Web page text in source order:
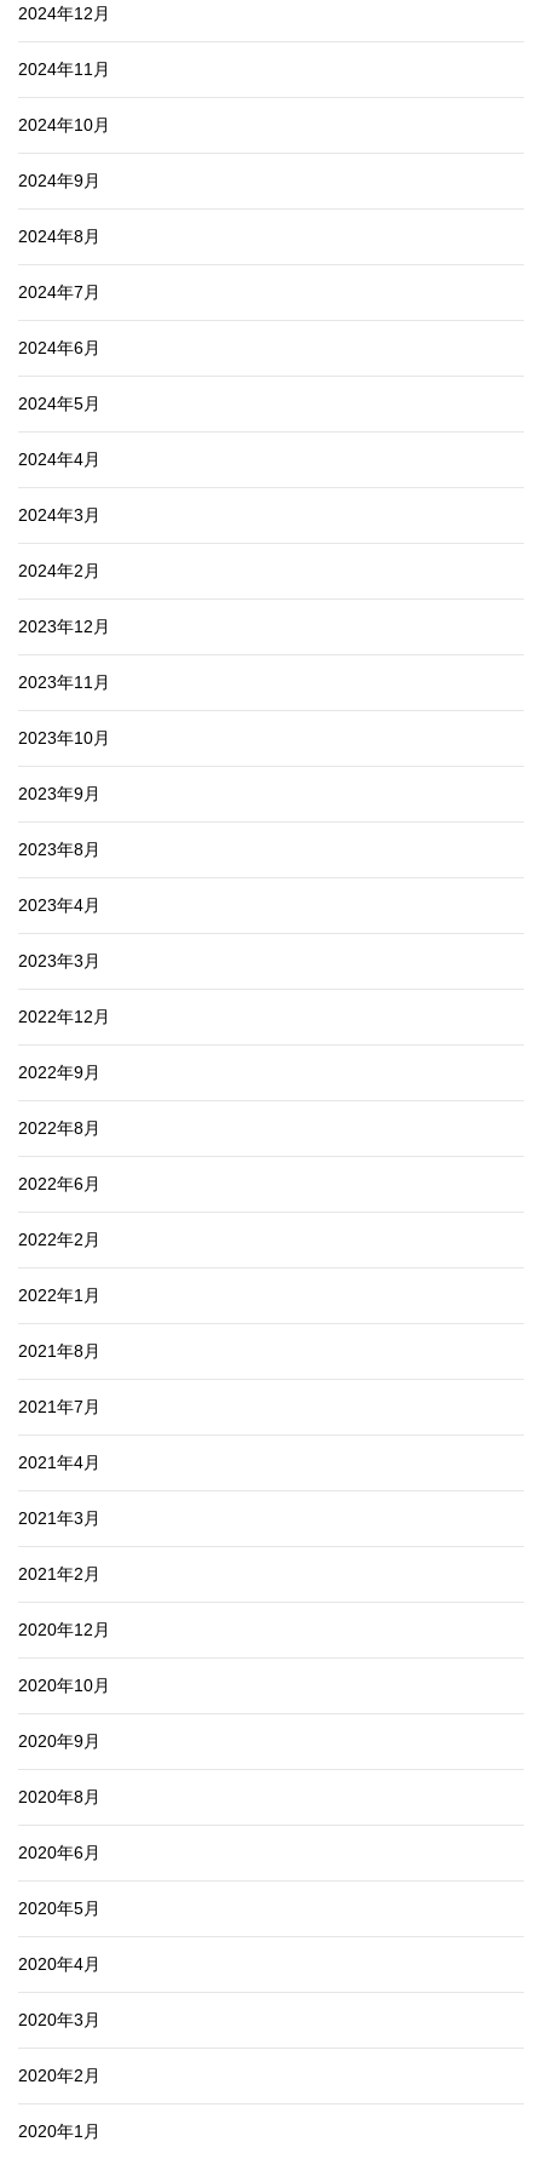
2024年12月
2024年11月
2024年10月
2024年9月
2024年8月
2024年7月
2024年6月
2024年5月
2024年4月
2024年3月
2024年2月
2023年12月
2023年11月
2023年10月
2023年9月
2023年8月
2023年4月
2023年3月
2022年12月
2022年9月
2022年8月
2022年6月
2022年2月
2022年1月
2021年8月
2021年7月
2021年4月
2021年3月
2021年2月
2020年12月
2020年10月
2020年9月
2020年8月
2020年6月
2020年5月
2020年4月
2020年3月
2020年2月
2020年1月